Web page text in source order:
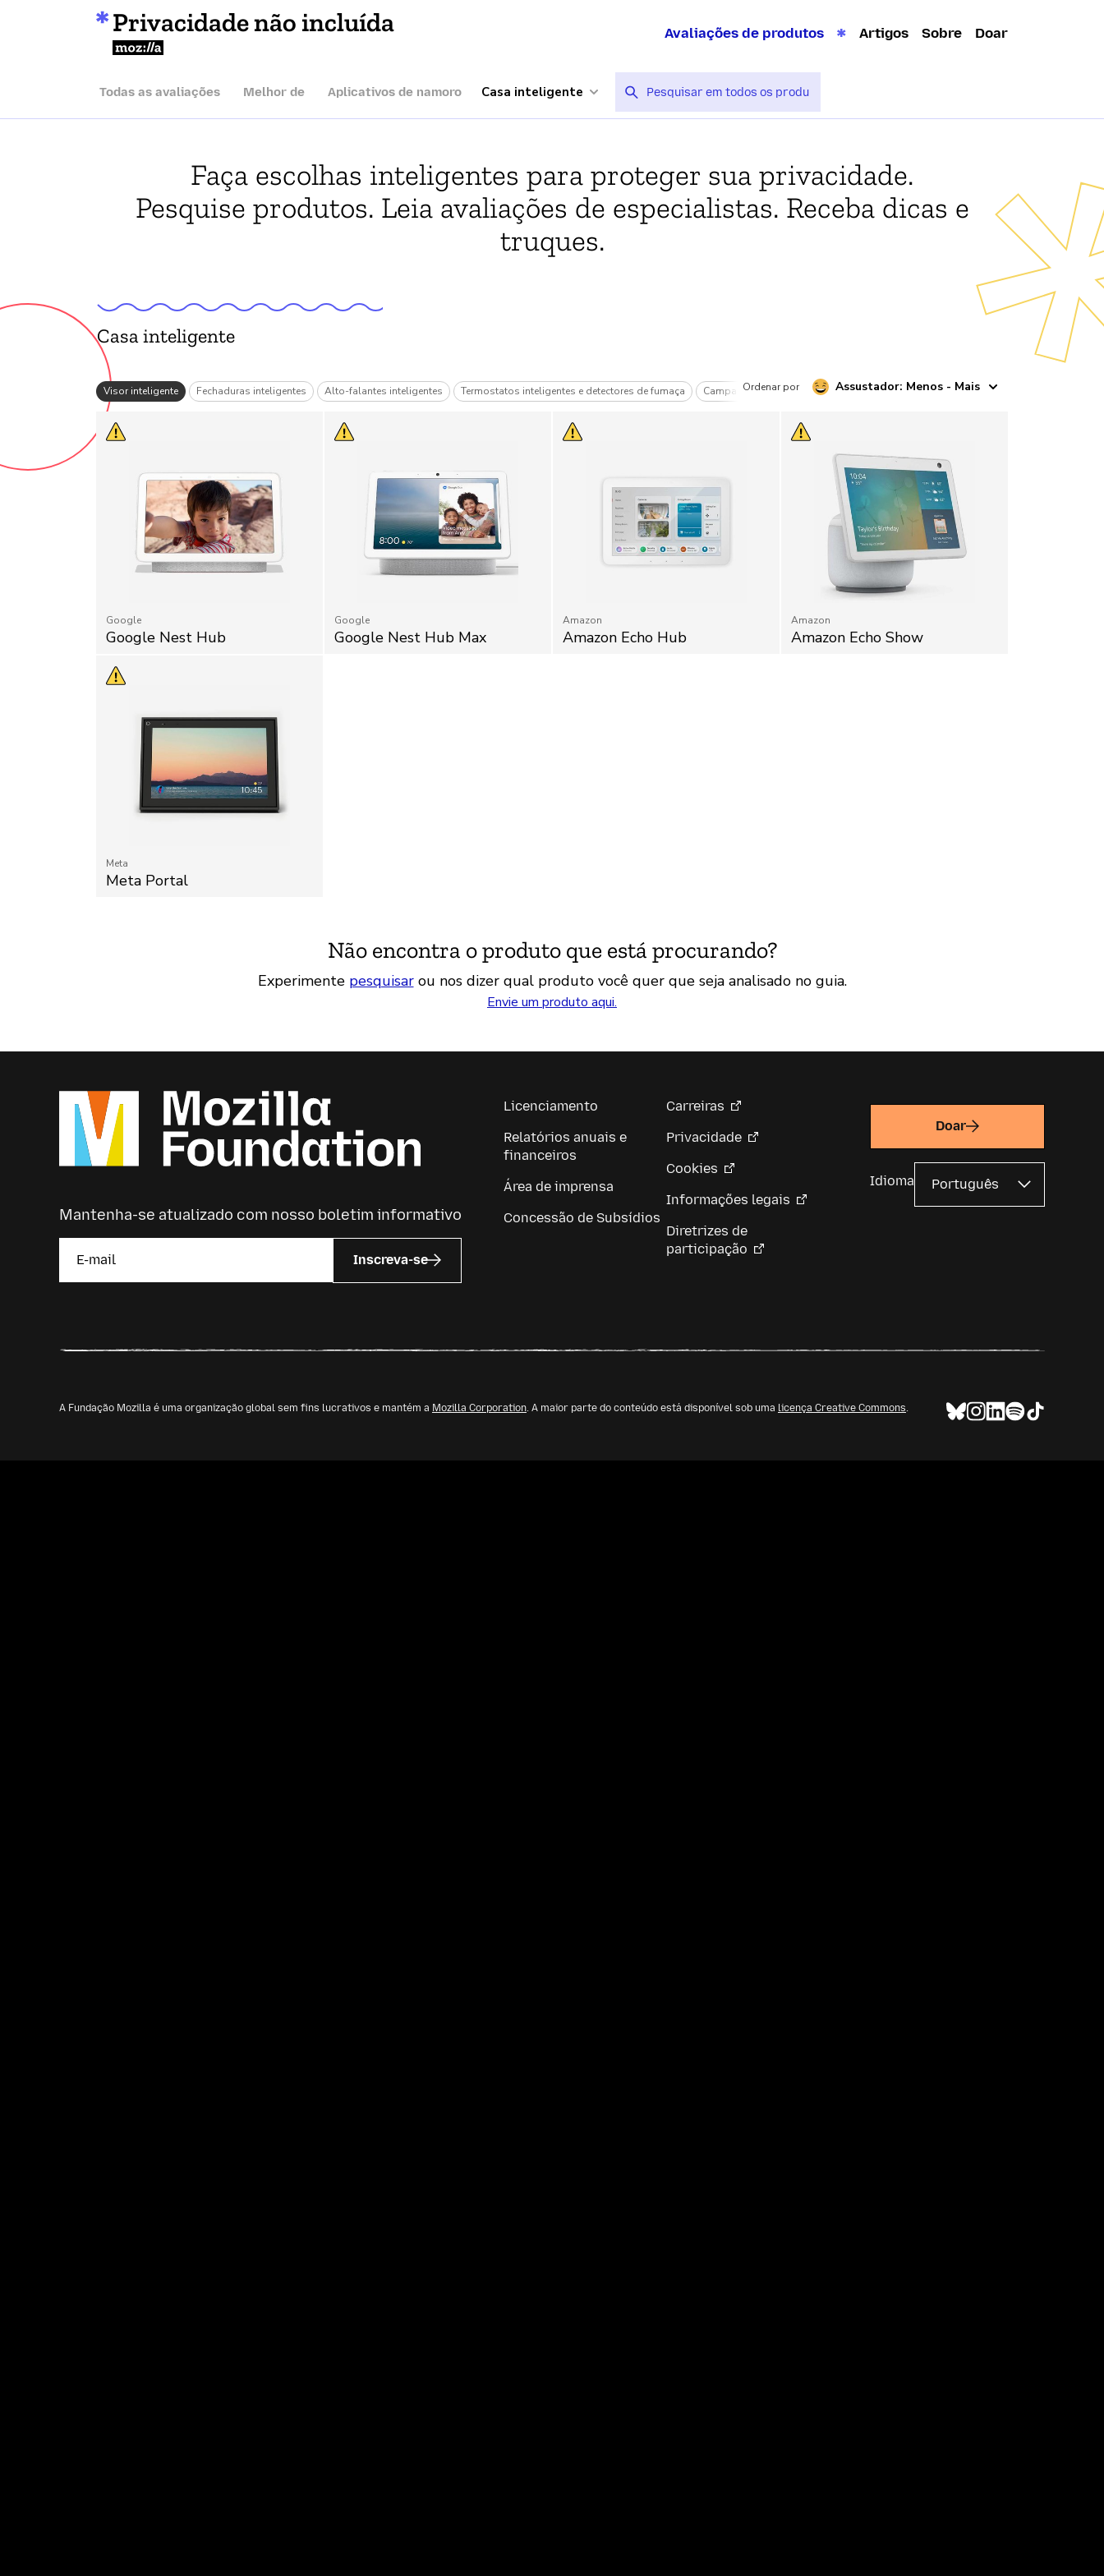
Privacidade não incluída
Mozilla
Avaliações de produtos Artigos Sobre Doar
Todas as avaliações Melhor de Aplicativos de namoro Casa inteligente
Faça escolhas inteligentes para proteger sua privacidade.
Pesquise produtos. Leia avaliações de especialistas. Receba dicas e
truques.
Casa inteligente
Visor inteligente Fechaduras inteligentes Alto-falantes inteligentes Termostatos inteligentes e detectores de fumaça Campainhas com vídeo
Ordenar por Assustador: Menos - Mais
Google
Google Nest Hub
Google
Google Nest Hub Max
Amazon
Amazon Echo Hub
Amazon
Amazon Echo Show
Meta
Meta Portal
Não encontra o produto que está procurando?
Experimente pesquisarou nos dizer qual produto você quer que seja analisado no guia.
Envie um produto aqui.
Mantenha-se atualizado com nosso boletim informativo
Inscreva-se
Licenciamento
Relatórios anuais e
financeiros
Área de imprensa
Concessão de Subsídios
Carreiras
Privacidade
Cookies
Informações legais
Diretrizes de
participação
Doar
Idioma
A Fundação Mozilla é uma organização global sem fins lucrativos e mantém a Mozilla Corporation. A maior parte do conteúdo está disponível sob uma licença Creative Commons.